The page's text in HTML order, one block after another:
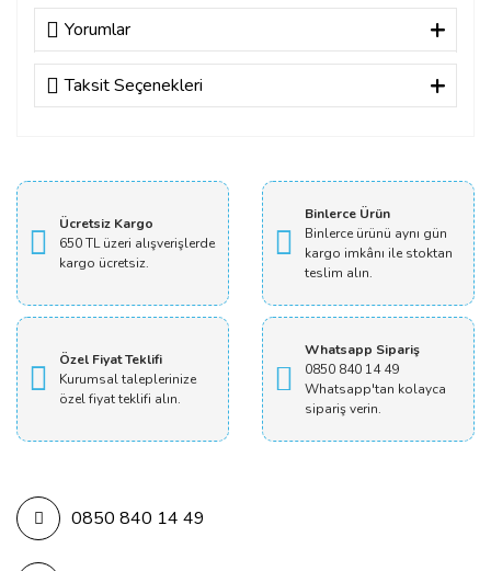
Yorumlar
Bu ürüne ilk yorumu siz yapın!
Taksit Seçenekleri
Ücretsiz Kargo
650 TL üzeri alışverişlerde
kargo ücretsiz.
Binlerce Ürün
Binlerce ürünü aynı gün
kargo imkânı ile stoktan
teslim alın.
Özel Fiyat Teklifi
Kurumsal taleplerinize
özel fiyat teklifi alın.
Whatsapp Sipariş
0850 840 14 49
Whatsapp'tan kolayca
sipariş verin.
0850 840 14 49